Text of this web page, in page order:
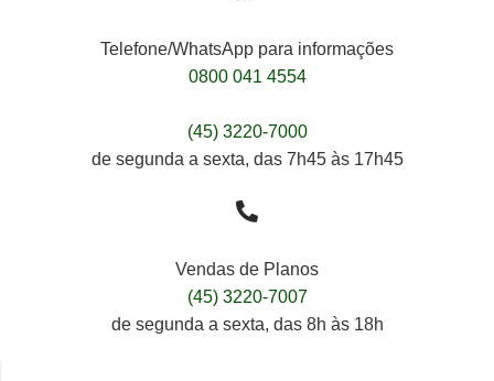
Telefone/WhatsApp para informações
0800 041 4554
(45) 3220-7000
de segunda a sexta, das 7h45 às 17h45
Vendas de Planos
(45) 3220-7007
de segunda a sexta, das 8h às 18h